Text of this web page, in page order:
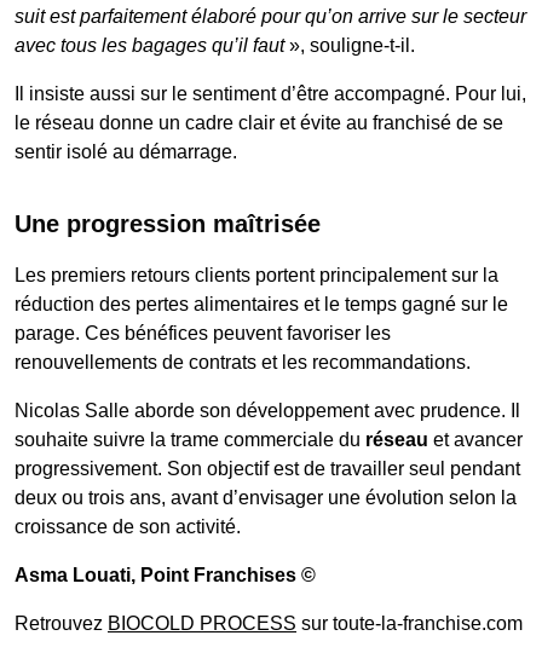
suit est parfaitement élaboré pour qu’on arrive sur le secteur
avec tous les bagages qu’il faut», souligne-t-il.
Il insiste aussi sur le sentiment d’être accompagné. Pour lui,
le réseau donne un cadre clair et évite au franchisé de se
sentir isolé au démarrage.
Une progression maîtrisée
Les premiers retours clients portent principalement sur la
réduction des pertes alimentaires et le temps gagné sur le
parage. Ces bénéfices peuvent favoriser les
renouvellements de contrats et les recommandations.
Nicolas Salle aborde son développement avec prudence. Il
souhaite suivre la trame commerciale du réseau et avancer
progressivement. Son objectif est de travailler seul pendant
deux ou trois ans, avant d’envisager une évolution selon la
croissance de son activité.
Asma Louati, Point Franchises ©
Retrouvez BIOCOLD PROCESS sur toute-la-franchise.com